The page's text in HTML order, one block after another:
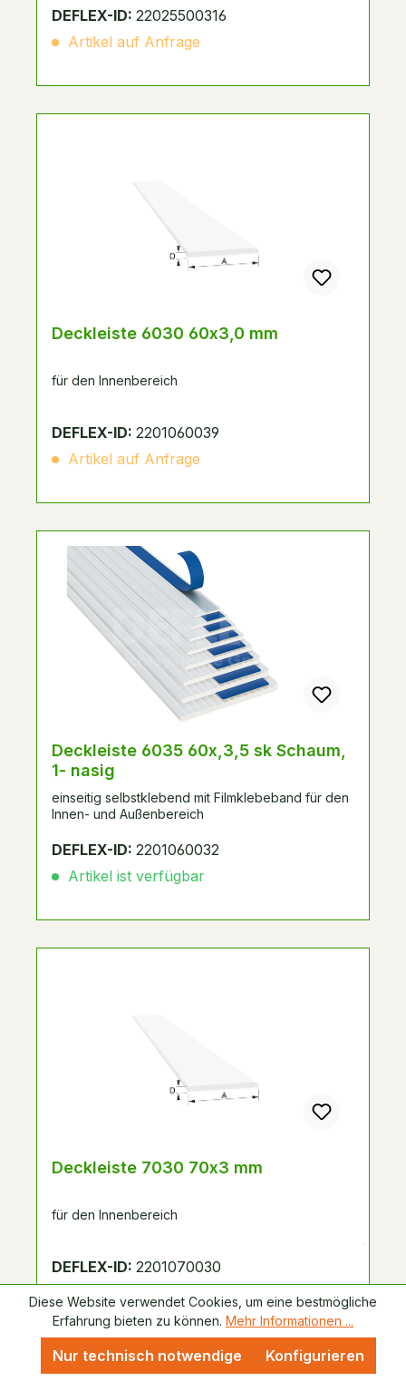
DEFLEX-ID: 22025500316
Artikel auf Anfrage
Deckleiste 6030 60x3,0 mm
für den Innenbereich
DEFLEX-ID: 2201060039
Artikel auf Anfrage
Deckleiste 6035 60x,3,5 sk Schaum,
1- nasig
einseitig selbstklebend mit Filmklebeband für den
Innen- und Außenbereich
DEFLEX-ID: 2201060032
Artikel ist verfügbar
Deckleiste 7030 70x3 mm
für den Innenbereich
DEFLEX-ID: 2201070030
Artikel auf Anfrage
Diese Website verwendet Cookies, um eine bestmögliche
Erfahrung bieten zu können. Mehr Informationen ...
Nur technisch notwendige Konfigurieren